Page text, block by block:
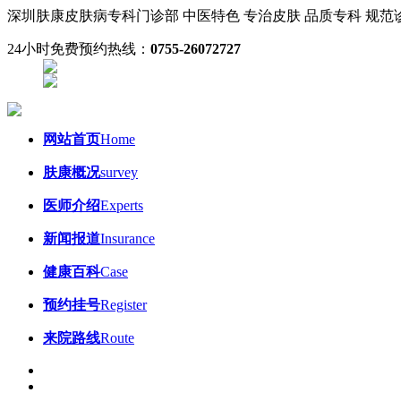
深圳肤康皮肤病专科门诊部 中医特色 专治皮肤 品质专科 规
24小时免费预约热线： 0755-26072727
网站首页Home
肤康概况survey
医师介绍Experts
新闻报道Insurance
健康百科Case
预约挂号Register
来院路线Route